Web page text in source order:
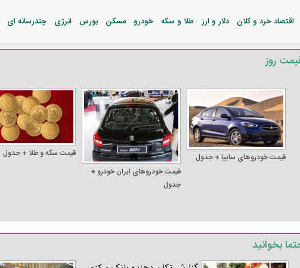
اقتصاد خرد و کلان دلار و ارز طلا و سکه خودرو مسکن بورس انرژی چندرسانه ای
روز
قیمت خودرو‌های سایپا + جدول
قیمت خودرو‌های ایران خودرو +
جدول
قیمت سکه و طلا + جدول
بخوانید